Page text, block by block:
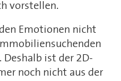
vorstellen.
Emotionen nicht
Deshalb ist der 2D-
noch nicht aus der